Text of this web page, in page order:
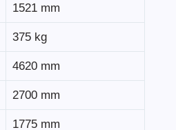
1521 mm
375 kg
4620 mm
2700 mm
1775 mm